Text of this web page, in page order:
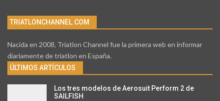
TRIATLONCHANNEL.COM
Nacida en 2008, Triatlon Channel fue la primera web en informar
diariamente de triatlon en España.
ÚLTIMOS ARTÍCULOS
Los tres modelos de Aerosuit Perform 2 de
SAILFISH